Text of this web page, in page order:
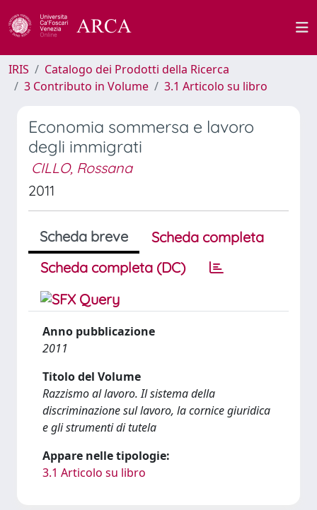
IRIS
Catalogo dei Prodotti della Ricerca
3 Contributo in Volume
3.1 Articolo su libro
Economia sommersa e lavoro
degli immigrati
CILLO, Rossana
2011
Scheda breve
Scheda completa
Scheda completa (DC)
Anno pubblicazione
2011
Titolo del Volume
Razzismo al lavoro. Il sistema della
discriminazione sul lavoro, la cornice giuridica
e gli strumenti di tutela
Appare nelle tipologie:
3.1 Articolo su libro